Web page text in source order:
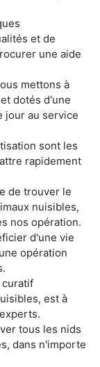
et de
une aide
mettons à
dotés d'une
jour au service
sont les
rapidement
de trouver le
nuisibles,
nos opération.
d'une vie
opération
curatif
est à
tous les nids
dans n'importe